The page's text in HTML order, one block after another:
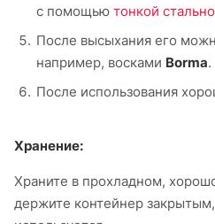
с помощью тонкой
После высыхания его
например, восками Borma.
После использования
Хранение:
Храните в прохладном,
держите контейнер